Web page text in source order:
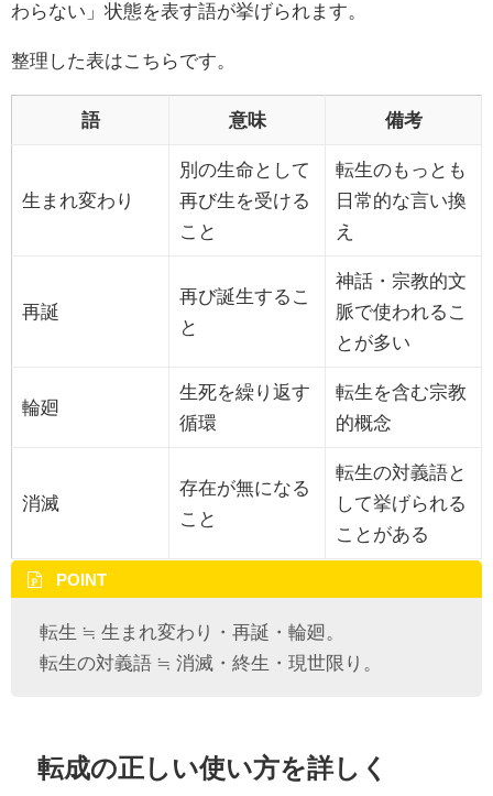
わらない」状態を表す語が挙げられます。
整理した表はこちらです。
語 意味 備考
生まれ変わり
別の生命として
再び生を受ける
こと
転生のもっとも
日常的な言い換
え
再誕
再び誕生するこ
と
神話・宗教的文
脈で使われるこ
とが多い
輪廻
生死を繰り返す
循環
転生を含む宗教
的概念
消滅
存在が無になる
こと
転生の対義語と
して挙げられる
ことがある
POINT
転生 ≒ 生まれ変わり・再誕・輪廻。
転生の対義語 ≒ 消滅・終生・現世限り。
転成の正しい使い方を詳しく